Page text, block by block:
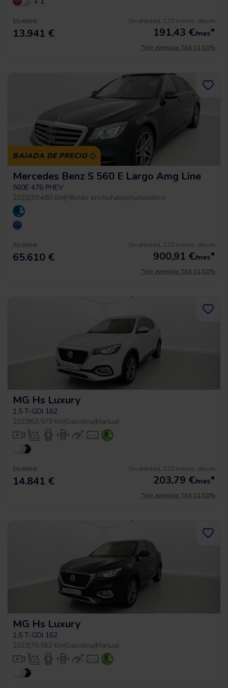
15.490 €
13.941 €
Sin entrada, 120 meses, desde
191,43 €/mes*
*Ver ejemplo TAE 11,53%
BAJADA DE PRECIO
Mercedes Benz S 560 E Largo Amg Line
560E 476 PHEV
2021|39.480 Km|Híbrido enchufable|Automático
72.900 €
65.610 €
Sin entrada, 120 meses, desde
900,91 €/mes*
*Ver ejemplo TAE 11,53%
MG Hs Luxury
1.5 T-GDI 162
2023|63.979 Km|Gasolina|Manual
16.490 €
14.841 €
Sin entrada, 120 meses, desde
203,79 €/mes*
*Ver ejemplo TAE 11,53%
MG Hs Luxury
1.5 T-GDI 162
2023|76.562 Km|Gasolina|Manual